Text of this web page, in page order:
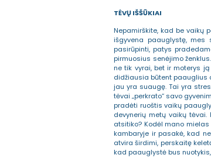
TĖVŲ IŠŠŪKIAI
Nepamirškite, kad be vaikų
išgyvena paauglystę,
pasirūpinti, patys
pirmuosius senėjimo
ne tik vyrai, bet ir moterys
didžiausia būtent paauglius
jau yra suaugę. Tai yra
tėvai „perkrato“ savo
pradėti ruoštis vaikų
devynerių metų vaikų
atsitiko? Kodėl mano
kambaryje ir pasakė, kad
atvira širdimi, perskaitę
kad paauglystė bus